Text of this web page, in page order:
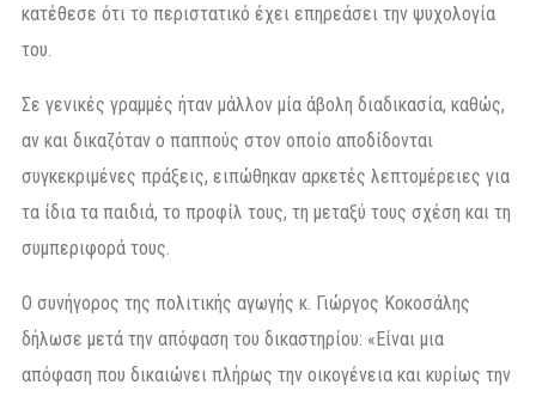
κατέθεσε ότι το περιστατικό έχει επηρεάσει την ψυχολογία
του.
Σε γενικές γραμμές ήταν μάλλον μία άβολη διαδικασία, καθώς,
αν και δικαζόταν ο παππούς στον οποίο αποδίδονται
συγκεκριμένες πράξεις, ειπώθηκαν αρκετές λεπτομέρειες για
τα ίδια τα παιδιά, το προφίλ τους, τη μεταξύ τους σχέση και τη
συμπεριφορά τους.
Ο συνήγορος της πολιτικής αγωγής κ. Γιώργος Κοκοσάλης
δήλωσε μετά την απόφαση του δικαστηρίου: «Είναι μια
απόφαση που δικαιώνει πλήρως την οικογένεια και κυρίως την